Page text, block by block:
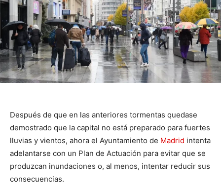
Después de que en las anteriores tormentas quedase
demostrado que la capital no está preparado para fuertes
lluvias y vientos, ahora el Ayuntamiento de Madrid intenta
adelantarse con un Plan de Actuación para evitar que se
produzcan inundaciones o, al menos, intentar reducir sus
consecuencias.